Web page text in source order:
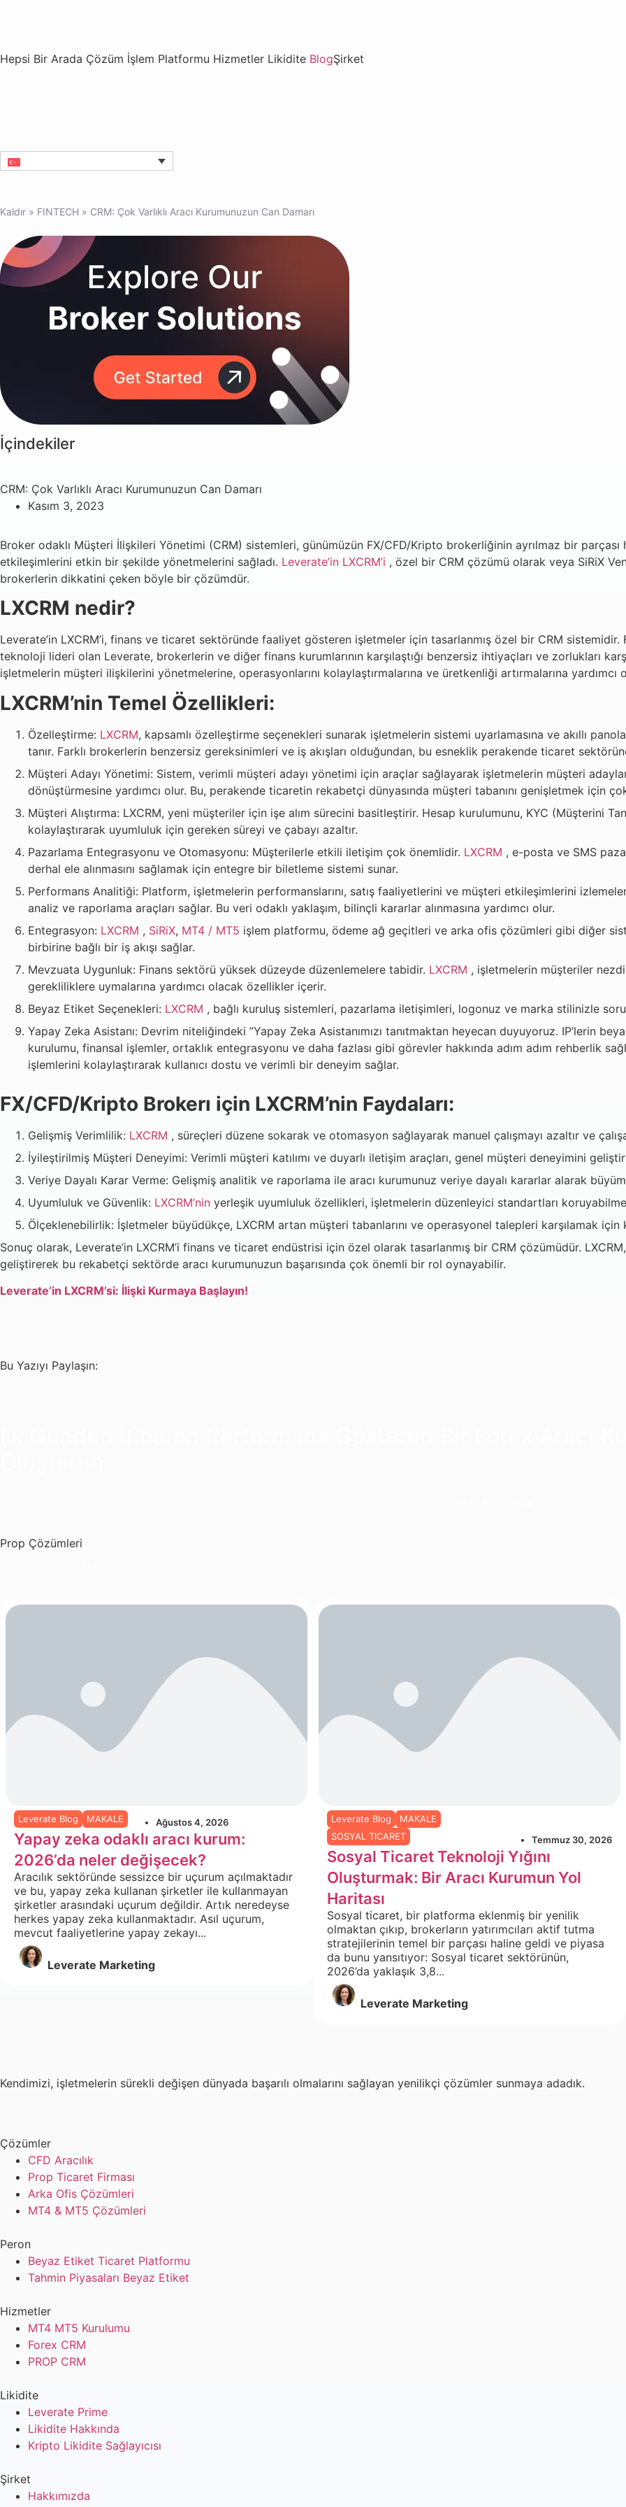
Hepsi Bir Arada Çözüm İşlem Platformu Hizmetler Likidite BlogŞirket
Kaldır » FINTECH » CRM: Çok Varlıklı Aracı Kurumunuzun Can Damarı
İçindekiler
CRM: Çok Varlıklı Aracı Kurumunuzun Can Damarı
Kasım 3, 2023
Broker odaklı Müşteri İlişkileri Yönetimi (CRM) sistemleri, günümüzün FX/CFD/Kripto brokerliğinin ayrılmaz bir
etkileşimlerini etkin bir şekilde yönetmelerini sağladı. Leverate’in LXCRM’i , özel bir CRM çözümü olarak veya SiRiX
brokerlerin dikkatini çeken böyle bir çözümdür.
LXCRM nedir?
Leverate’in LXCRM’i, finans ve ticaret sektöründe faaliyet gösteren işletmeler için tasarlanmış özel bir CRM
teknoloji lideri olan Leverate, brokerlerin ve diğer finans kurumlarının karşılaştığı benzersiz ihtiyaçları ve zorlukları
işletmelerin müşteri ilişkilerini yönetmelerine, operasyonlarını kolaylaştırmalarına ve üretkenliği artırmalarına yardımcı
LXCRM’nin Temel Özellikleri:
Özelleştirme: LXCRM, kapsamlı özelleştirme seçenekleri sunarak işletmelerin sistemi uyarlamasına ve akıllı
tanır. Farklı brokerlerin benzersiz gereksinimleri ve iş akışları olduğundan, bu esneklik perakende ticaret
Müşteri Adayı Yönetimi: Sistem, verimli müşteri adayı yönetimi için araçlar sağlayarak işletmelerin müşteri
dönüştürmesine yardımcı olur. Bu, perakende ticaretin rekabetçi dünyasında müşteri tabanını genişletmek için
Müşteri Alıştırma: LXCRM, yeni müşteriler için işe alım sürecini basitleştirir. Hesap kurulumunu, KYC (Müşterini
kolaylaştırarak uyumluluk için gereken süreyi ve çabayı azaltır.
Pazarlama Entegrasyonu ve Otomasyonu: Müşterilerle etkili iletişim çok önemlidir. LXCRM , e-posta ve SMS
derhal ele alınmasını sağlamak için entegre bir biletleme sistemi sunar.
Performans Analitiği: Platform, işletmelerin performanslarını, satış faaliyetlerini ve müşteri etkileşimlerini
analiz ve raporlama araçları sağlar. Bu veri odaklı yaklaşım, bilinçli kararlar alınmasına yardımcı olur.
Entegrasyon: LXCRM , SiRiX, MT4 / MT5 işlem platformu, ödeme ağ geçitleri ve arka ofis çözümleri gibi diğer
birbirine bağlı bir iş akışı sağlar.
Mevzuata Uygunluk: Finans sektörü yüksek düzeyde düzenlemelere tabidir. LXCRM , işletmelerin müşteriler
gerekliliklere uymalarına yardımcı olacak özellikler içerir.
Beyaz Etiket Seçenekleri: LXCRM , bağlı kuruluş sistemleri, pazarlama iletişimleri, logonuz ve marka stilinizle
Yapay Zeka Asistanı: Devrim niteliğindeki ”Yapay Zeka Asistanımızı tanıtmaktan heyecan duyuyoruz. IP’lerin
kurulumu, finansal işlemler, ortaklık entegrasyonu ve daha fazlası gibi görevler hakkında adım adım rehberlik
işlemlerini kolaylaştırarak kullanıcı dostu ve verimli bir deneyim sağlar.
FX/CFD/Kripto Brokerı için LXCRM’nin Faydaları:
Gelişmiş Verimlilik: LXCRM , süreçleri düzene sokarak ve otomasyon sağlayarak manuel çalışmayı azaltır ve
İyileştirilmiş Müşteri Deneyimi: Verimli müşteri katılımı ve duyarlı iletişim araçları, genel müşteri deneyimini
Veriye Dayalı Karar Verme: Gelişmiş analitik ve raporlama ile aracı kurumunuz veriye dayalı kararlar alarak
Uyumluluk ve Güvenlik: LXCRM’nin yerleşik uyumluluk özellikleri, işletmelerin düzenleyici standartları
Ölçeklenebilirlik: İşletmeler büyüdükçe, LXCRM artan müşteri tabanlarını ve operasyonel talepleri karşılamak
Sonuç olarak, Leverate’in LXCRM’i finans ve ticaret endüstrisi için özel olarak tasarlanmış bir CRM çözümüdür.
geliştirerek bu rekabetçi sektörde aracı kurumunuzun başarısında çok önemli bir rol oynayabilir.
Leverate’in LXCRM’si: İlişki Kurmaya Başlayın!
Bu Yazıyı Paylaşın:
Prop Çözümleri
Leverate Blog MAKALE Ağustos 4, 2026
Yapay zeka odaklı aracı kurum:
2026’da neler değişecek?
Aracılık sektöründe sessizce bir uçurum açılmaktadır
ve bu, yapay zeka kullanan şirketler ile kullanmayan
şirketler arasındaki uçurum değildir. Artık neredeyse
herkes yapay zeka kullanmaktadır. Asıl uçurum,
mevcut faaliyetlerine yapay zekayı...
Leverate Marketing
Leverate Blog
MAKALE
SOSYAL TICARET
Temmuz 30, 2026
Sosyal Ticaret Teknoloji Yığını
Oluşturmak: Bir Aracı Kurumun Yol
Haritası
Sosyal ticaret, bir platforma eklenmiş bir yenilik
olmaktan çıkıp, brokerların yatırımcıları aktif tutma
stratejilerinin temel bir parçası haline geldi ve piyasa
da bunu yansıtıyor: Sosyal ticaret sektörünün,
2026’da yaklaşık 3,8...
Leverate Marketing
Kendimizi, işletmelerin sürekli değişen dünyada başarılı olmalarını sağlayan yenilikçi çözümler sunmaya adadık.
Çözümler
CFD Aracılık
Prop Ticaret Firması
Arka Ofis Çözümleri
MT4 & MT5 Çözümleri
Peron
Beyaz Etiket Ticaret Platformu
Tahmin Piyasaları Beyaz Etiket
Hizmetler
MT4 MT5 Kurulumu
Forex CRM
PROP CRM
Likidite
Leverate Prime
Likidite Hakkında
Kripto Likidite Sağlayıcısı
Şirket
Hakkımızda